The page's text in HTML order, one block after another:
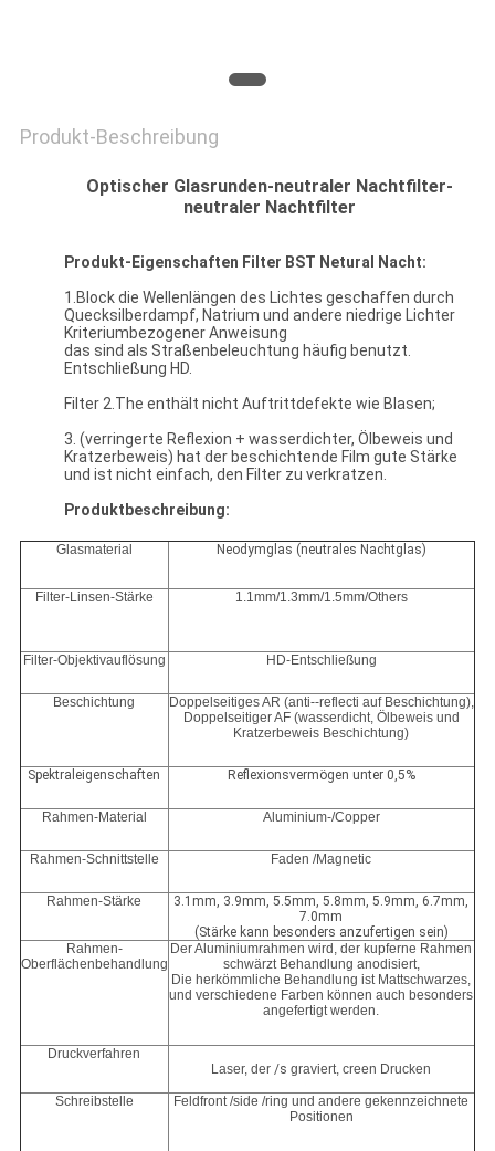
Produkt-Beschreibung
Optischer Glasrunden-neutraler Nachtfilter-
neutraler Nachtfilter
Produkt-Eigenschaften Filter BST Netural Nacht:
1.Block die Wellenlängen des Lichtes geschaffen durch
Quecksilberdampf, Natrium und andere niedrige Lichter
Kriteriumbezogener Anweisung
das sind als Straßenbeleuchtung häufig benutzt.
Entschließung HD.
Filter 2.The enthält nicht Auftrittdefekte wie Blasen;
3. (verringerte Reflexion + wasserdichter, Ölbeweis und
Kratzerbeweis) hat der beschichtende Film gute Stärke
und ist nicht einfach, den Filter zu verkratzen.
Produktbeschreibung:
Glasmaterial Neodymglas (neutrales Nachtglas)
Filter-Linsen-Stärke 1.1mm/1.3mm/1.5mm/Others
Filter-Objektivauflösung HD-Entschließung
Beschichtung
Doppelseitiges AR (anti--reflecti auf Beschichtung),
Doppelseitiger AF (wasserdicht, Ölbeweis und
Kratzerbeweis Beschichtung)
Spektraleigenschaften Reflexionsvermögen unter 0,5%
Rahmen-Material Aluminium-/Copper
Rahmen-Schnittstelle Faden /Magnetic
Rahmen-Stärke
3.1mm, 3.9mm, 5.5mm, 5.8mm, 5.9mm, 6.7mm,
7.0mm
(Stärke kann besonders anzufertigen sein)
Rahmen-
Oberflächenbehandlung
Der Aluminiumrahmen wird, der kupferne Rahmen
schwärzt Behandlung anodisiert,
Die herkömmliche Behandlung ist Mattschwarzes,
und verschiedene Farben können auch besonders
angefertigt werden.
Druckverfahren
Laser, der /sgraviert, creen Drucken
Schreibstelle
Feldfront /side /ring und andere gekennzeichnete
Positionen